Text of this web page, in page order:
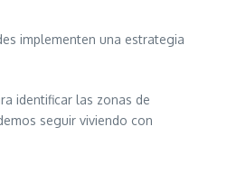
implementen una estrategia
identificar las zonas de
seguir viviendo con